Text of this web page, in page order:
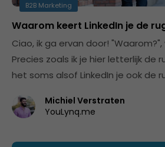
B2B Marketing
Waarom keert LinkedIn je de
Ciao, ik ga ervan door!
Precies zoals ik je hier letterlijk de
het soms alsof LinkedIn je ook de
Michiel Verstraten
YouLynq.me